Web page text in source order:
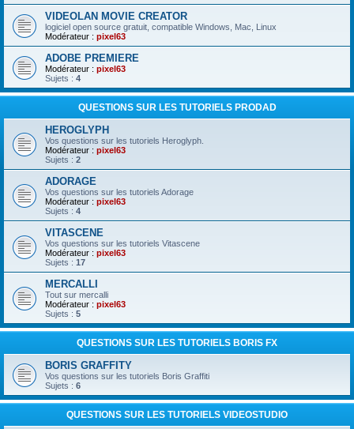
VIDEOLAN MOVIE CREATOR
logiciel open source gratuit, compatible Windows, Mac, Linux
Modérateur : pixel63
ADOBE PREMIERE
Modérateur : pixel63
Sujets : 4
QUESTIONS SUR LES TUTORIELS PRODAD
HEROGLYPH
Vos questions sur les tutoriels Heroglyph.
Modérateur : pixel63
Sujets : 2
ADORAGE
Vos questions sur les tutoriels Adorage
Modérateur : pixel63
Sujets : 4
VITASCENE
Vos questions sur les tutoriels Vitascene
Modérateur : pixel63
Sujets : 17
MERCALLI
Tout sur mercalli
Modérateur : pixel63
Sujets : 5
QUESTIONS SUR LES TUTORIELS BORIS FX
BORIS GRAFFITY
Vos questions sur les tutoriels Boris Graffiti
Sujets : 6
QUESTIONS SUR LES TUTORIELS VIDEOSTUDIO